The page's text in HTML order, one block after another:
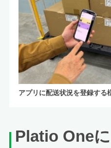
アプリに配送状況を登録する
Platio One